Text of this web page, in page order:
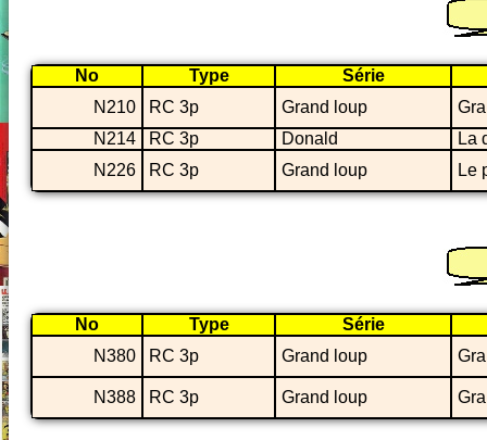
No Type
Série
N210
RC 3p Grand loup
N214
RC 3p Donald
La
N226
RC 3p Grand loup Le
No Type
Série
N380
RC 3p Grand loup
N388 RC 3p Grand loup